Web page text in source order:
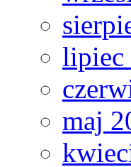
lipiec
maj